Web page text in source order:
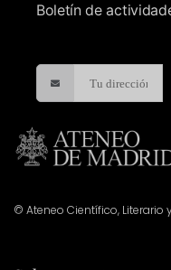
Boletín de
© Ateneo Científico, Literario